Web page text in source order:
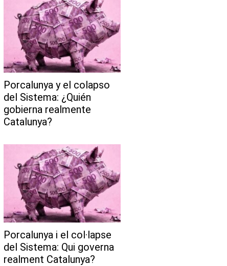
Porcalunya y el colapso
del Sistema: ¿Quién
gobierna realmente
Catalunya?
Porcalunya i el col·lapse
del Sistema: Qui governa
realment Catalunya?